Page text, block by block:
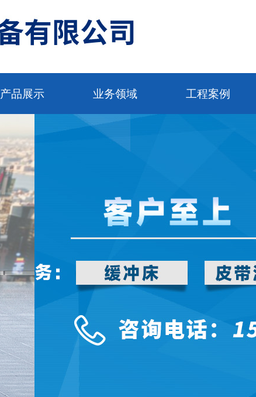
产品展示 业务领域 工程案例